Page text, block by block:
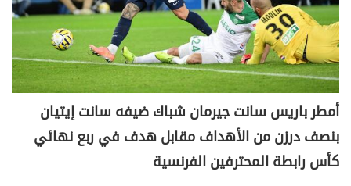
أمطر باريس سانت جيرمان شباك ضيفه سانت إيتيان
بنصف درزن من الأهداف مقابل هدف في ربع نهائي
كأس رابطة المحترفين الفرنسية